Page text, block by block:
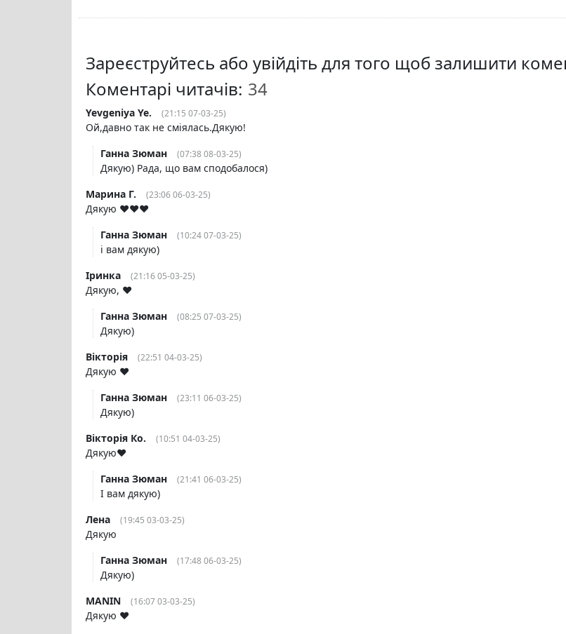
Зареєструйтесь або увійдіть для того щоб залишити
Коментарі читачів:
Yevgeniya Ye. (21:15 07-03-25)
Ой,давно так не сміялась.Дякую!
Ганна Зюман
(07:38 08-03-25)
Дякую) Рада, що вам сподобалося)
Марина Г.
(23:06 06-03-25)
Дякую ♥️♥️♥️
Ганна Зюман
(10:24 07-03-25)
і вам дякую)
Іринка
(21:16 05-03-25)
Дякую, ❤️
Ганна Зюман
(08:25 07-03-25)
Дякую)
Вікторія
(22:51 04-03-25)
Дякую ❤️
Ганна Зюман
(23:11 06-03-25)
Дякую)
Вікторія Ко.
(10:51 04-03-25)
Дякую❤️
Ганна Зюман
(21:41 06-03-25)
І вам дякую)
Лена
(19:45 03-03-25)
Дякую
Ганна Зюман
(17:48 06-03-25)
Дякую)
MANIN
(16:07 03-03-25)
Дякую ❤️